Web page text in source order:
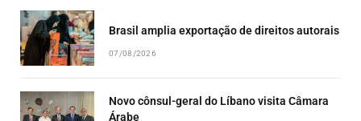
Brasil amplia exportação de direitos autorais
07/08/2026
Novo cônsul-geral do Líbano visita Câmara
Árabe